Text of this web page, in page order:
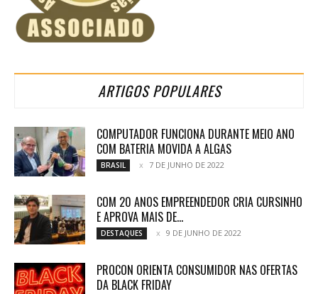
ARTIGOS POPULARES
COMPUTADOR FUNCIONA DURANTE MEIO ANO
COM BATERIA MOVIDA A ALGAS
BRASIL 7 DE JUNHO DE 2022
COM 20 ANOS EMPREENDEDOR CRIA CURSINHO
E APROVA MAIS DE...
DESTAQUES 9 DE JUNHO DE 2022
PROCON ORIENTA CONSUMIDOR NAS OFERTAS
DA BLACK FRIDAY